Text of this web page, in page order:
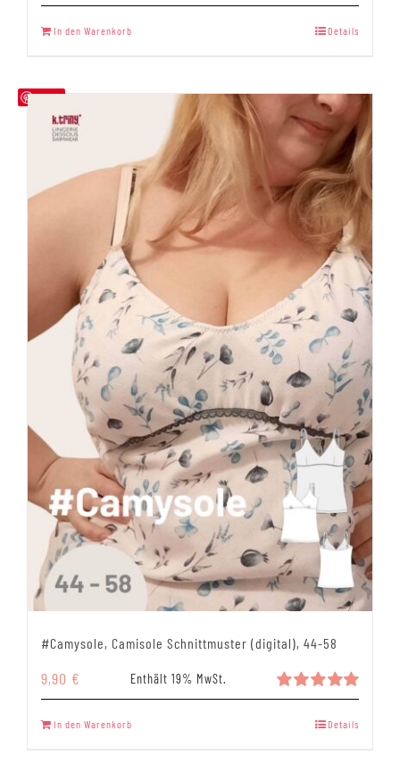
Bewertet
5.00
In den Warenkorb Details
Save
#Camysole, Camisole Schnittmuster (digital), 44-58
Bewertet
5.00
9,90 € Enthält 19% MwSt.
In den Warenkorb Details